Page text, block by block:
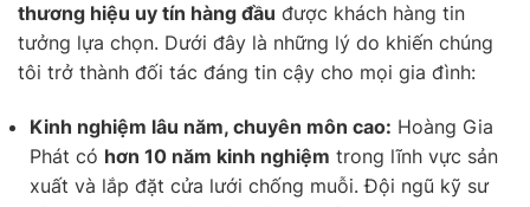
thương hiệu uy tín hàng đầu được khách hàng tin
tưởng lựa chọn. Dưới đây là những lý do khiến chúng
tôi trở thành đối tác đáng tin cậy cho mọi gia đình:
Kinh nghiệm lâu năm, chuyên môn cao: Hoàng Gia
Phát có hơn 10 năm kinh nghiệm trong lĩnh vực sản
xuất và lắp đặt cửa lưới chống muỗi. Đội ngũ kỹ sư